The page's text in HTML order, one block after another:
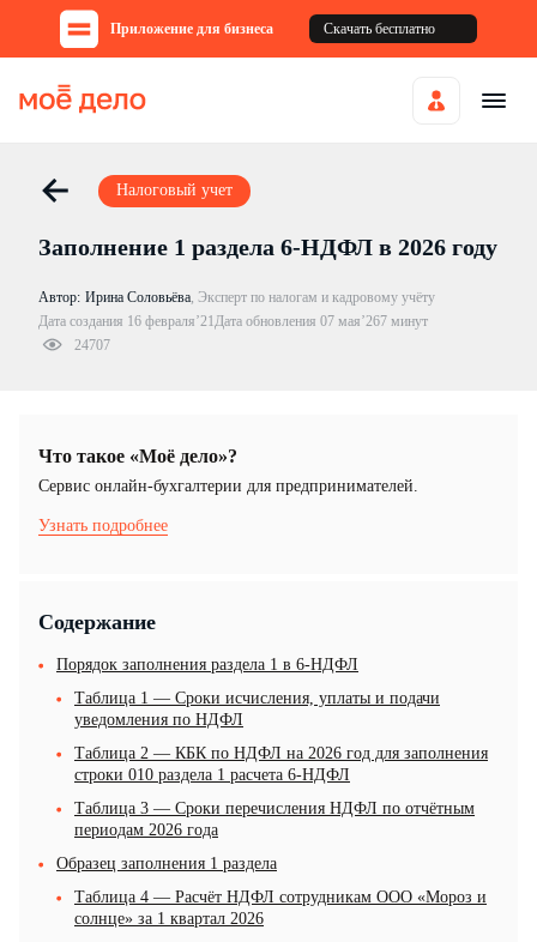
Приложение для бизнеса Скачать бесплатно
Налоговый учет
Заполнение 1 раздела 6-НДФЛ в 2026 году
Автор: Ирина Соловьёва, Эксперт по налогам и кадровому учёту
Дата создания 16 февраля’21Дата обновления 07 мая’267 минут
24707
Что такое «Моё дело»?
Cервис онлайн-бухгалтерии для предпринимателей.
Узнать подробнее
Содержание
Порядок заполнения раздела 1 в 6-НДФЛ
Таблица 1 — Сроки исчисления, уплаты и подачи
уведомления по НДФЛ
Таблица 2 — КБК по НДФЛ на 2026 год для заполнения
строки 010 раздела 1 расчета 6-НДФЛ
Таблица 3 — Сроки перечисления НДФЛ по отчётным
периодам 2026 года
Образец заполнения 1 раздела
Таблица 4 — Расчёт НДФЛ сотрудникам ООО «Мороз и
солнце» за 1 квартал 2026